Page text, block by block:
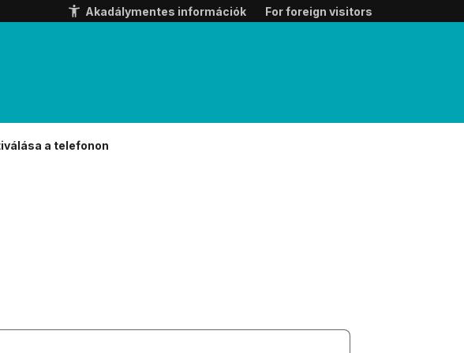
Akadálymentes információk For foreign visitors
a telefonon
a mező alatt